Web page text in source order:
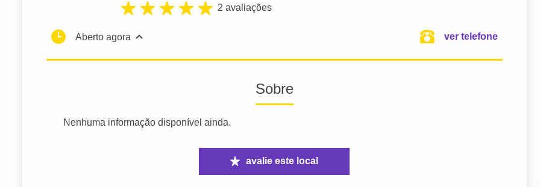
2 avaliações
Aberto agora ver telefone
Sobre
Nenhuma informação disponível ainda.
avalie este local